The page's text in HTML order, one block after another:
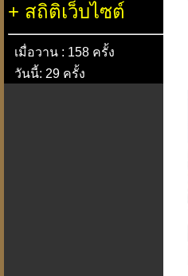
+ สถิติเว็บไซต์
เมื่อวาน : 158 ครั้ง
วันนี้: 29 ครั้ง